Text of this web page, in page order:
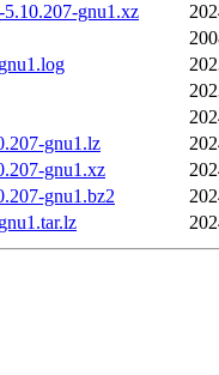
gnu1.xz
gnu1.lz
gnu1.xz
gnu1.bz2